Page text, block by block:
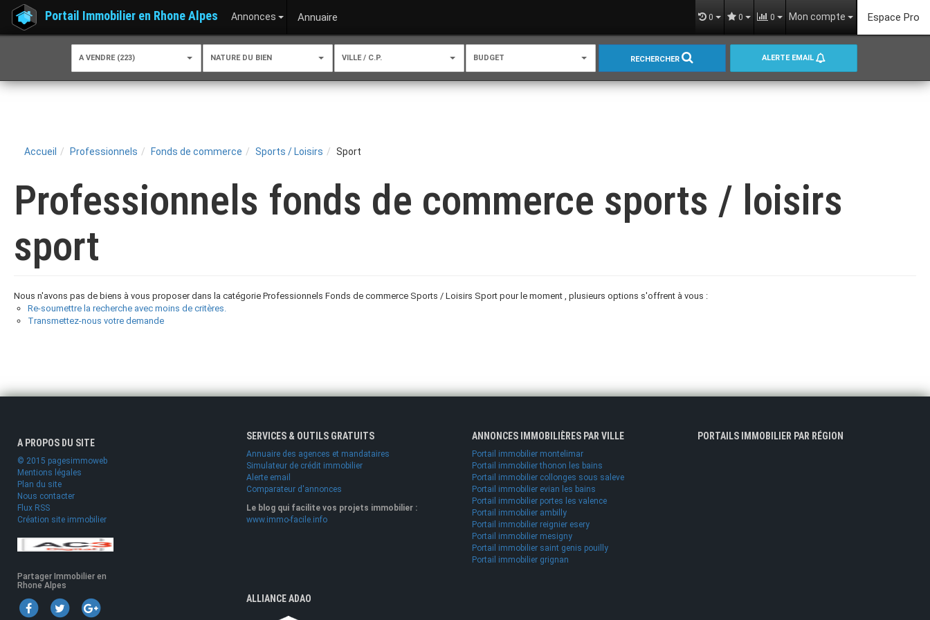
Portail Immobilier en Rhone Alpes Annonces Annuaire 0 0 0 Mon compte Espace Pro
A VENDRE (223) NATURE DU BIEN VILLE / C.P. BUDGET RECHERCHER ALERTE EMAIL
Accueil Professionnels Fonds de commerce Sports / Loisirs Sport
Professionnels fonds de commerce sports / loisirs
sport
Nous n'avons pas de biens à vous proposer dans la catégorie Professionnels Fonds de commerce Sports / Loisirs Sport pour le moment , plusieurs options s'offrent à vous :
Re-soumettre la recherche avec moins de critères.
Transmettez-nous votre demande
A PROPOS DU SITE
© 2015 pagesimmoweb
Mentions légales
Plan du site
Nous contacter
Flux RSS
Création site immobilier
Partager Immobilier en
Rhone Alpes
SERVICES & OUTILS GRATUITS
Annuaire des agences et mandataires
Simulateur de crédit immobilier
Alerte email
Comparateur d'annonces
Le blog qui facilite vos projets immobilier :
www.immo-facile.info
ANNONCES IMMOBILIÈRES PAR VILLE
Portail immobilier montelimar
Portail immobilier thonon les bains
Portail immobilier collonges sous saleve
Portail immobilier evian les bains
Portail immobilier portes les valence
Portail immobilier ambilly
Portail immobilier reignier esery
Portail immobilier mesigny
Portail immobilier saint genis pouilly
Portail immobilier grignan
ALLIANCE ADAO
PORTAILS IMMOBILIER PAR RÉGION